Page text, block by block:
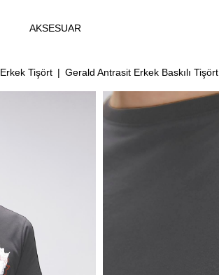
AKSESUAR
Erkek Tişört Gerald Antrasit Erkek Baskılı Tişört